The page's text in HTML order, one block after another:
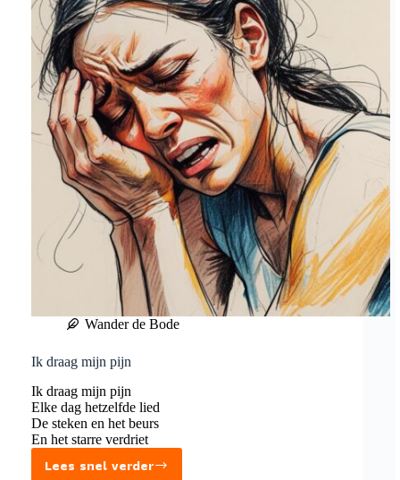
Wander de Bode
Ik draag mijn pijn
Ik draag mijn pijn
Elke dag hetzelfde lied
De steken en het beurs
En het starre verdriet
Lees snel verder
Ik